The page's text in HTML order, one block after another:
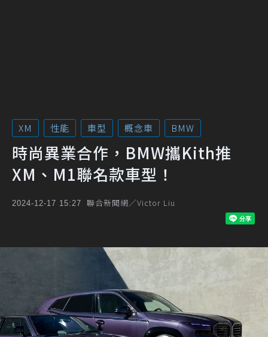
XM 性能 車型 概念車 BMW
時尚異業合作，BMW攜Kith推
XM、M1聯名款車型！
2024-12-17 15:27 聯合新聞網／Victor Liu